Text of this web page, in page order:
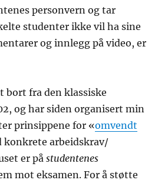
personvern og tar
studenter ikke vil ha sine
og innlegg på video, er
bort fra den klassiske
og har siden organisert min
prinsippene for «omvendt
konkrete arbeidskrav/
er påstudentenes
mot eksamen. For å støtte